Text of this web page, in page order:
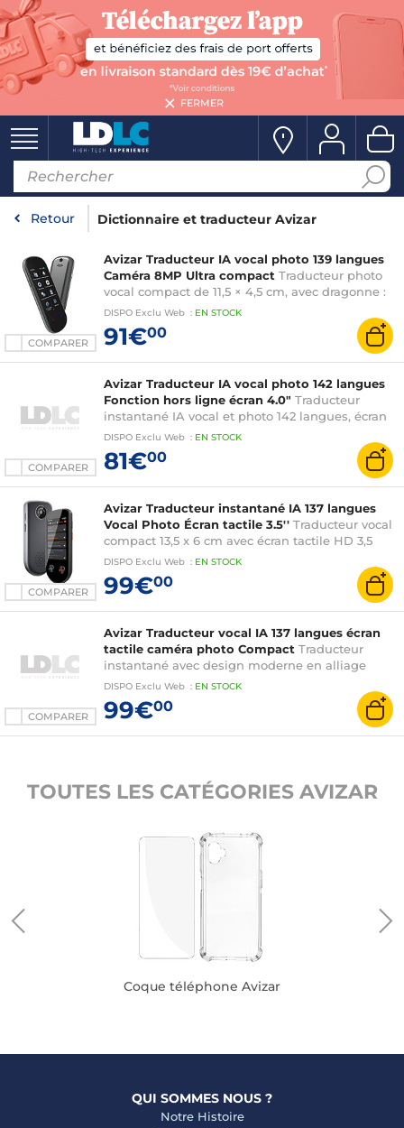
FERMER
Retour Dictionnaire et traducteur Avizar
COMPARER
Avizar Traducteur IA vocal photo 139 langues
Caméra 8MP Ultra compact Traducteur photo
vocal compact de 11,5 × 4,5 cm, avec dragonne :
parfait pour voyager léger
DISPO Exclu Web : EN STOCK
91€00
COMPARER
Avizar Traducteur IA vocal photo 142 langues
Fonction hors ligne écran 4.0" Traducteur
instantané IA vocal et photo 142 langues, écran
4.0 pouces tactile
DISPO Exclu Web : EN STOCK
81€00
COMPARER
Avizar Traducteur instantané IA 137 langues
Vocal Photo Écran tactile 3.5'' Traducteur vocal
compact 13,5 x 6 cm avec écran tactile HD 3,5
pouces, intuitif et confortable
DISPO Exclu Web : EN STOCK
99€00
COMPARER
Avizar Traducteur vocal IA 137 langues écran
tactile caméra photo Compact Traducteur
instantané avec design moderne en alliage
d'aluminium et finition haut de gamme
DISPO Exclu Web : EN STOCK
99€00
TOUTES LES CATÉGORIES AVIZAR
Coque téléphone Avizar
QUI SOMMES NOUS ?
Notre Histoire